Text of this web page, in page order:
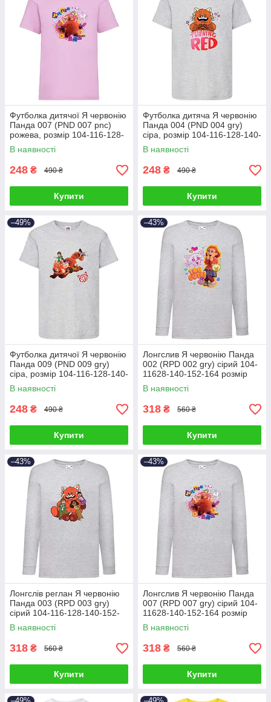
Футболка дитячої Я червонію
Панда 007 (PND 007 pnc)
рожева, розмір 104-116-128-
140-152-164 см
В наявності
248 ₴ 490 ₴
Купити
Футболка дитяча Я червонію
Панда 004 (PND 004 gry)
сіра, розмір 104-116-128-140-
152-164 см
В наявності
248 ₴ 490 ₴
Купити
–49%
Футболка дитячої Я червонію
Панда 009 (PND 009 gry)
сіра, розмір 104-116-128-140-
152-164 см
В наявності
248 ₴ 490 ₴
Купити
–43%
Лонгслив Я червонію Панда
002 (RPD 002 gry) сірий 104-
11628-140-152-164 розмір
В наявності
318 ₴ 560 ₴
Купити
–43%
Лонгслів реглан Я червонію
Панда 003 (RPD 003 gry)
сірий 104-116-128-140-152-
164 розмір
В наявності
318 ₴ 560 ₴
Купити
–43%
Лонгслив Я червонію Панда
007 (RPD 007 gry) сірий 104-
11628-140-152-164 розмір
В наявності
318 ₴ 560 ₴
Купити